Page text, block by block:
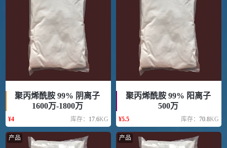
聚丙烯酰胺 99% 阴离子
1600万-1800万
¥4 库存： 17.6KG
聚丙烯酰胺 99% 阳离子
500万
¥5.5 库存：70.8KG
产品 产品